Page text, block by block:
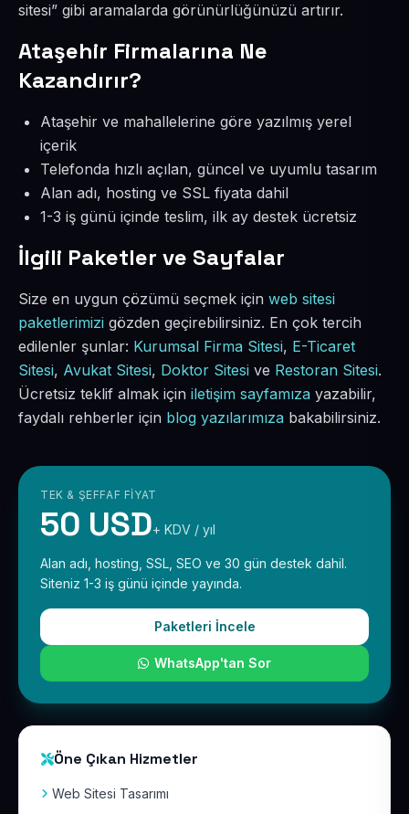
sitesi” gibi aramalarda görünürlüğünüzü artırır.
Ataşehir Firmalarına Ne
Kazandırır?
Ataşehir ve mahallelerine göre yazılmış yerel
içerik
Telefonda hızlı açılan, güncel ve uyumlu tasarım
Alan adı, hosting ve SSL fiyata dahil
1-3 iş günü içinde teslim, ilk ay destek ücretsiz
İlgili Paketler ve Sayfalar
Size en uygun çözümü seçmek için web sitesi
paketlerimizi gözden geçirebilirsiniz. En çok tercih
edilenler şunlar: Kurumsal Firma Sitesi, E-Ticaret
Sitesi, Avukat Sitesi, Doktor Sitesi ve Restoran Sitesi.
Ücretsiz teklif almak için iletişim sayfamıza yazabilir,
faydalı rehberler için blog yazılarımıza bakabilirsiniz.
TEK & ŞEFFAF FIYAT
50 USD+ KDV / yıl
Alan adı, hosting, SSL, SEO ve 30 gün destek dahil.
Siteniz 1-3 iş günü içinde yayında.
Paketleri İncele
WhatsApp'tan Sor
Öne Çıkan Hizmetler
Web Sitesi Tasarımı